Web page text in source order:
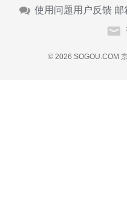
使用问题用户反馈 邮
© 2026 SOGOU.COM